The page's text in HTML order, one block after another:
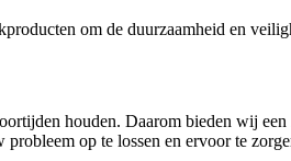
om de duurzaamheid en
houden. Daarom bieden wij
op te lossen en ervoor te